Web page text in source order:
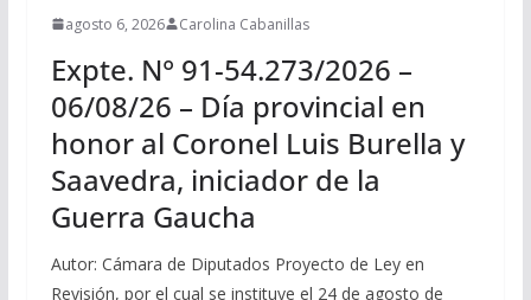
agosto 6, 2026 Carolina Cabanillas
Expte. N° 91-54.273/2026 –
06/08/26 – Día provincial en
honor al Coronel Luis Burella y
Saavedra, iniciador de la
Guerra Gaucha
Autor: Cámara de Diputados Proyecto de Ley en
Revisión, por el cual se instituye el 24 de agosto de